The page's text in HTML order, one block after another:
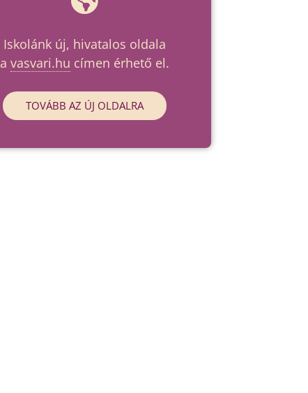
Iskolánk új, hivatalos oldala
a vasvari.hu címen érhető el.
TOVÁBB AZ ÚJ OLDALRA